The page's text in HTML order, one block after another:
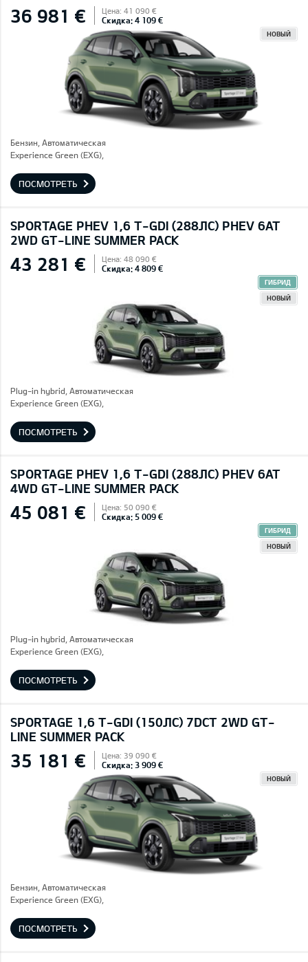
36 981 € Цена: 41 090 €
Скидка: 4 109 €
НОВЫЙ
Бензин, Автоматическая
Experience Green (EXG),
ПОСМОТРЕТЬ
SPORTAGE PHEV 1,6 T-GDI (288ЛС) PHEV 6AT
2WD GT-LINE SUMMER PACK
43 281 € Цена: 48 090 €
Скидка: 4 809 €
ГИБРИД
НОВЫЙ
Plug-in hybrid, Автоматическая
Experience Green (EXG),
ПОСМОТРЕТЬ
SPORTAGE PHEV 1,6 T-GDI (288ЛС) PHEV 6AT
4WD GT-LINE SUMMER PACK
45 081 € Цена: 50 090 €
Скидка: 5 009 €
ГИБРИД
НОВЫЙ
Plug-in hybrid, Автоматическая
Experience Green (EXG),
ПОСМОТРЕТЬ
SPORTAGE 1,6 T-GDI (150ЛС) 7DCT 2WD GT-
LINE SUMMER PACK
35 181 € Цена: 39 090 €
Скидка: 3 909 €
НОВЫЙ
Бензин, Автоматическая
Experience Green (EXG),
ПОСМОТРЕТЬ